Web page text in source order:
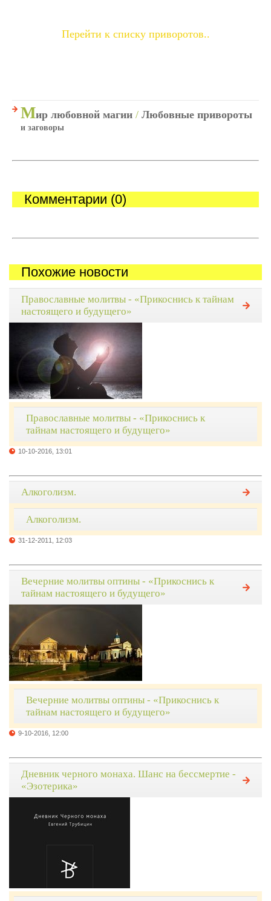
Перейти к списку приворотов..
Мир любовной магии / Любовные привороты
и заговоры
Комментарии (0)
Похожие новости
Православные молитвы - «Прикоснись к тайнам
настоящего и будущего»
Православные молитвы - «Прикоснись к
тайнам настоящего и будущего»
10-10-2016, 13:01
Алкоголизм.
Алкоголизм.
31-12-2011, 12:03
Вечерние молитвы оптины - «Прикоснись к
тайнам настоящего и будущего»
Вечерние молитвы оптины - «Прикоснись к
тайнам настоящего и будущего»
9-10-2016, 12:00
Дневник черного монаха. Шанс на бессмертие -
«Эзотерика»